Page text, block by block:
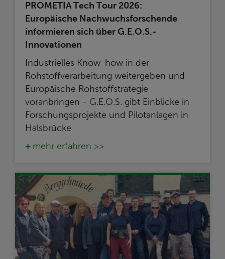
PROMETIA Tech Tour 2026:
Europäische Nachwuchsforschende
informieren sich über G.E.O.S.-
Innovationen
Industrielles Know-how in der
Rohstoffverarbeitung weitergeben und
Europäische Rohstoffstrategie
voranbringen - G.E.O.S. gibt Einblicke in
Forschungsprojekte und Pilotanlagen in
Halsbrücke
mehr erfahren >>